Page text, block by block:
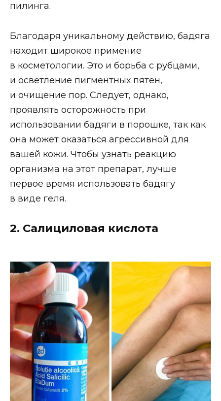
пилинга.
Благодаря уникальному действию, бадяга
находит широкое примение
в косметологии. Это и борьба с рубцами,
и осветление пигментных пятен,
и очищение пор. Следует, однако,
проявлять осторожность при
использовании бадяги в порошке, так как
она может оказаться агрессивной для
вашей кожи. Чтобы узнать реакцию
организма на этот препарат, лучше
первое время использовать бадягу
в виде геля.
2. Салициловая кислота